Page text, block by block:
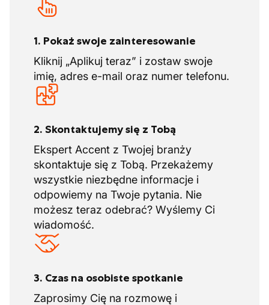
bardziej intensywnie, ale zazwyczaj
dziennych
Nie przeszkadza Ci praca w zimnych
warunkach, ponieważ oczywiście
dostajesz
kabinę
Jest miejsce na konsultacje i pomagacie
sobie jako koledzy
Wykorzystaj tę szansę i aplikuj teraz; być
może wkrótce będziesz naszym nowym
członkiem zespołu.
(mięso, ryby, produkty mleczne,
Cross-doking i kompletowanie zamówień
Załadunek i rozładunek statków
(kontenerowych), ciężarówek oraz
pociągów
bezpieczeństwa żywności (np. IFS/BRC)
Dystrybucja i transport
1. Pokaż swoje zainteresowanie
Kliknij „Aplikuj teraz” i zostaw swoje
imię, adres e-mail oraz numer telefonu.
2. Skontaktujemy się z Tobą
Ekspert Accent z Twojej branży
skontaktuje się z Tobą. Przekażemy
wszystkie niezbędne informacje i
odpowiemy na Twoje pytania. Nie
możesz teraz odebrać? Wyślemy Ci
wiadomość.
3. Czas na osobiste spotkanie
Zaprosimy Cię na rozmowę i